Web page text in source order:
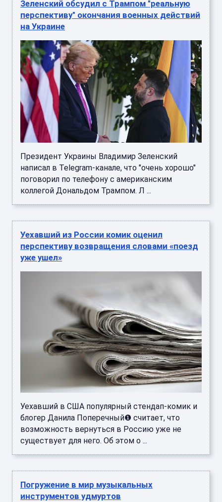
Зеленский обсудил с Трампом "реальную
перспективу" окончания военных действий
на Украине
Президент Украины Владимир Зеленский
написал в Telegram-канале, что "очень хорошо"
поговорил по телефону с американским
коллегой Дональдом Трампом. Л ...
Уехавший из России комик оценил
перспективу возвращения словами «поезд
уже ушел»
Уехавший в США популярный стендап-комик и
блогер Данила Поперечный❶ считает, что
возможность вернуться в Россию уже не
существует для него. Об этом о ...
Погружение в мир музыкальных
инструментов удмуртов